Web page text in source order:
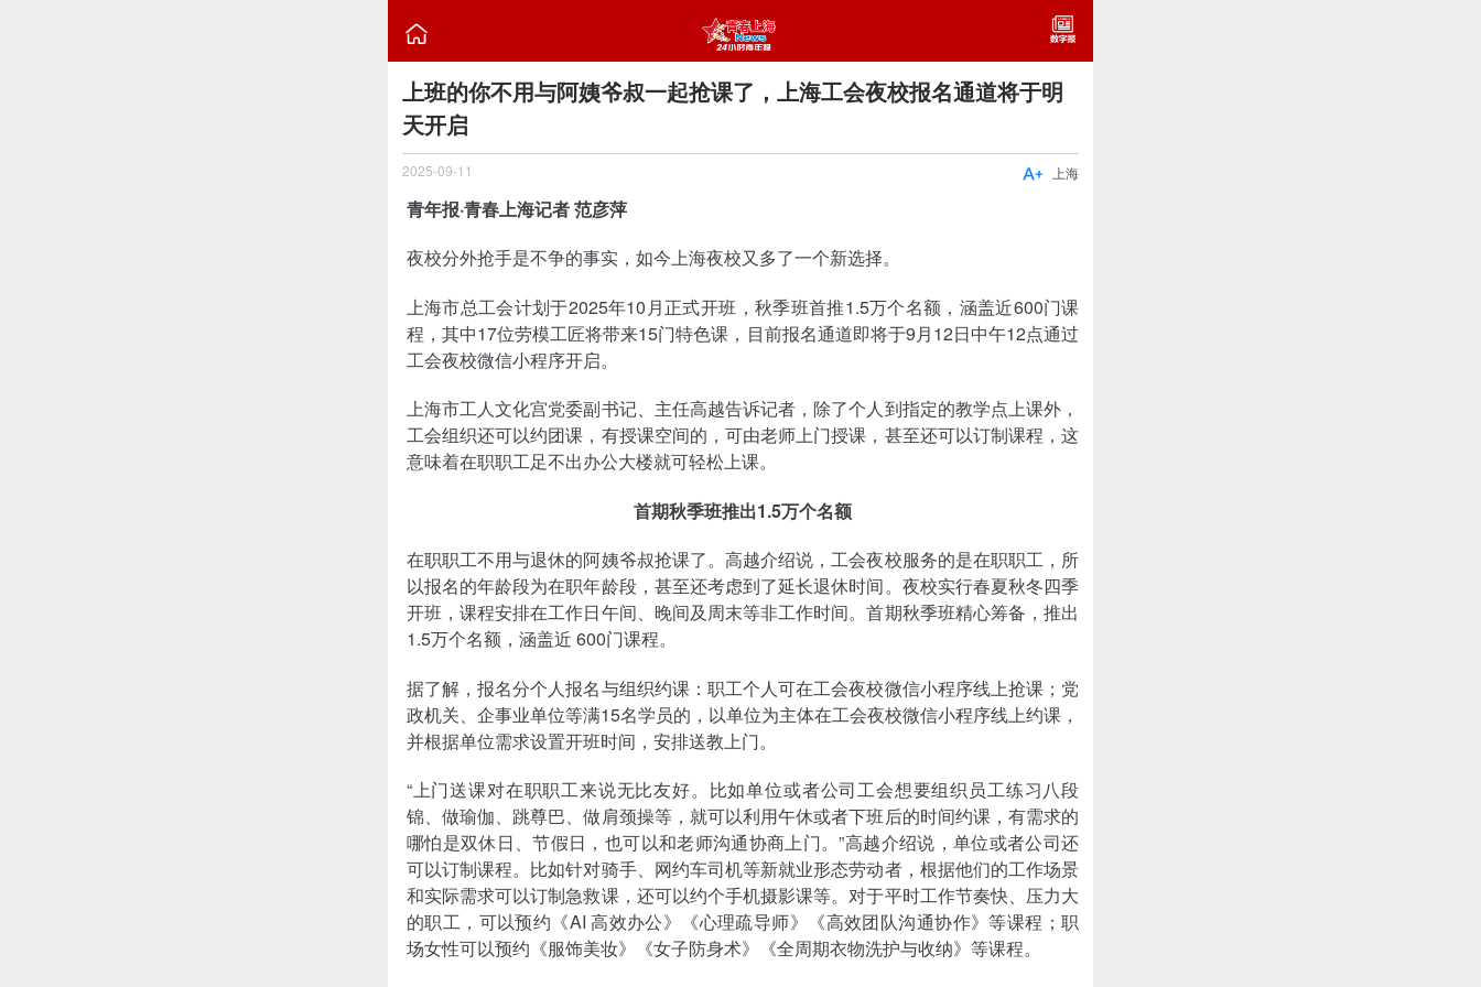

上班的你不用与阿姨爷叔一起抢课了，上海工会夜校报名通道将于明
天开启
2025-09-11 上海

青年报·青春上海记者 范彦萍
夜校分外抢手是不争的事实，如今上海夜校又多了一个新选择。
上海市总工会计划于2025年10月正式开班，秋季班首推1.5万个名额，涵盖近600门课
程，其中17位劳模工匠将带来15门特色课，目前报名通道即将于9月12日中午12点通过
工会夜校微信小程序开启。
上海市工人文化宫党委副书记、主任高越告诉记者，除了个人到指定的教学点上课外，
工会组织还可以约团课，有授课空间的，可由老师上门授课，甚至还可以订制课程，这
意味着在职职工足不出办公大楼就可轻松上课。
首期秋季班推出1.5万个名额
在职职工不用与退休的阿姨爷叔抢课了。高越介绍说，工会夜校服务的是在职职工，所
以报名的年龄段为在职年龄段，甚至还考虑到了延长退休时间。夜校实行春夏秋冬四季
开班，课程安排在工作日午间、晚间及周末等非工作时间。首期秋季班精心筹备，推出
1.5万个名额，涵盖近 600门课程。
据了解，报名分个人报名与组织约课：职工个人可在工会夜校微信小程序线上抢课；党
政机关、企事业单位等满15名学员的，以单位为主体在工会夜校微信小程序线上约课，
并根据单位需求设置开班时间，安排送教上门。
“上门送课对在职职工来说无比友好。比如单位或者公司工会想要组织员工练习八段
锦、做瑜伽、跳尊巴、做肩颈操等，就可以利用午休或者下班后的时间约课，有需求的
哪怕是双休日、节假日，也可以和老师沟通协商上门。”高越介绍说，单位或者公司还
可以订制课程。比如针对骑手、网约车司机等新就业形态劳动者，根据他们的工作场景
和实际需求可以订制急救课，还可以约个手机摄影课等。对于平时工作节奏快、压力大
的职工，可以预约《AI 高效办公》《心理疏导师》《高效团队沟通协作》等课程；职
场女性可以预约《服饰美妆》《女子防身术》《全周期衣物洗护与收纳》等课程。